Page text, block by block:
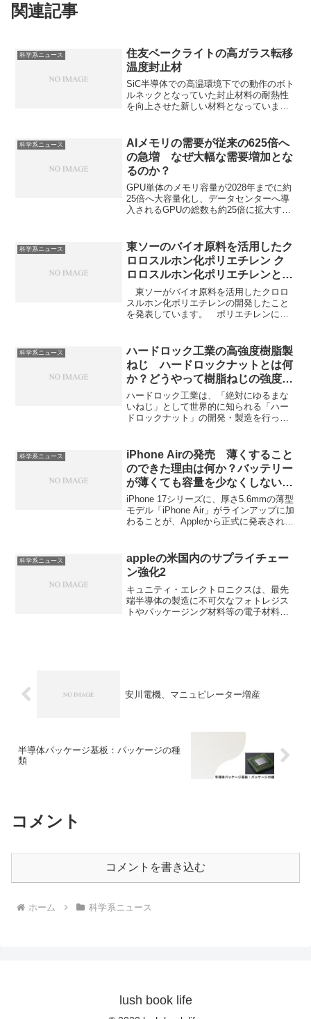
関連記事
科学系ニュース
住友ベークライトの高ガラス転移
温度封止材
SiC半導体での高温環境下での動作のボト
ルネックとなっていた封止材料の耐熱性
を向上させた新しい材料となっていま
科学系ニュース
AIメモリの需要が従来の625倍へ
の急増 なぜ大幅な需要増加とな
るのか？
GPU単体のメモリ容量が2028年までに約
25倍へ大容量化し、データセンターへ導
入されるGPUの総数も約25倍に拡大する
とができます。
科学系ニュース
東ソーのバイオ原料を活用したク
ロロスルホン化ポリエチレン ク
ロロスルホン化ポリエチレンとは
何か？バイオ原料から作るのが難
しい理由は？
東ソーがバイオ原料を活用したクロロ
スルホン化ポリエチレンの開発したこと
を発表しています。 ポリエチレンに塩
ポリエチレンはその優れた特性から幅広
い分野で利用されています。クロロスル
ホン化ポリエチレンとは何か、なぜ耐候
性に優れるのかを知ることができます。
科学系ニュース
ハードロック工業の高強度樹脂製
ねじ ハードロックナットとは何
か？どうやって樹脂ねじの強度を
上げているのか？
ハードロック工業は、「絶対にゆるまな
いねじ」として世界的に知られる「ハー
ドロックナット」の開発・製造を行って
れています。樹脂製のねじは軽量性、非
導電性、耐食性などの利点がある一方
で、強度が金属に劣るという欠点があり
ます。どのように強度を上げているのか
を知ることができます。
科学系ニュース
iPhone Airの発売 薄くすること
のできた理由は何か？バッテリー
が薄くても容量を少なくしないた
めに必要なことは？
iPhone 17シリーズに、厚さ5.6mmの薄型
モデル「iPhone Air」がラインアップに加
わることが、Appleから正式に発表されま
幅な薄型化となります。薄型化出来た理
由や採用された新素材について知ること
ができます。
科学系ニュース
appleの米国内のサプライチェー
ン強化2
キュニティ・エレクトロニクスは、最先
端半導体の製造に不可欠なフォトレジス
トやパッケージング材料等の電子材料
安川電機、マニュピレーター増産
半導体パッケージ基板：パッケージの種
類
コメント
コメントを書き込む
ホーム 科学系ニュース
lush book life